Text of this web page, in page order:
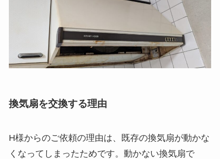
換気扇を交換する理由
H様からのご依頼の理由は、既存の換気扇が動かな
くなってしまったためです。動かない換気扇で